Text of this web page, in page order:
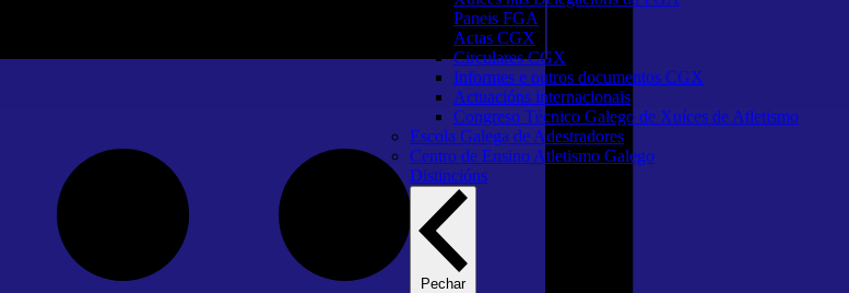
Paneis FGA
Actas CGX
Circulares CGX
Informes e outros documentos CGX
Actuacións internacionais
Congreso Técnico Galego de Xuíces de Atletismo
Escola Galega de Adestradores
Centro de Ensino Atletismo Galego
Distincións
Pechar